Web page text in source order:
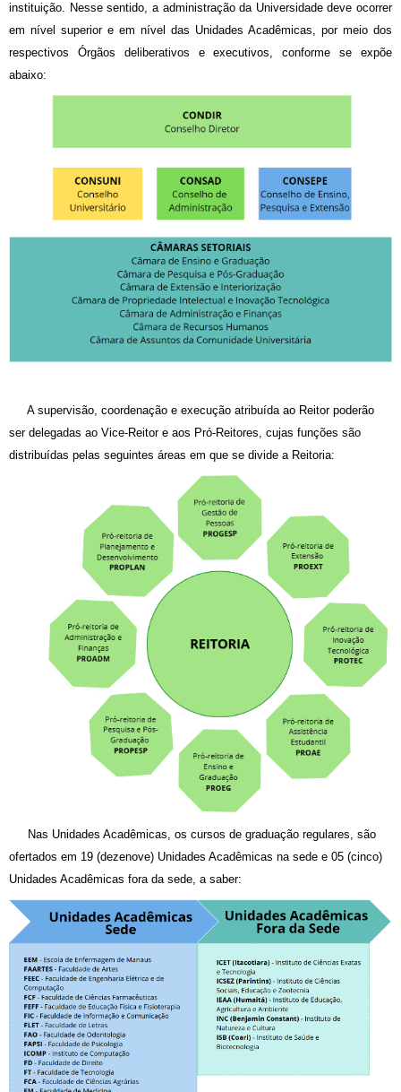
instituição. Nesse sentido, a administração da Universidade deve ocorrer
em nível superior e em nível das Unidades Acadêmicas, por meio dos
respectivos Órgãos deliberativos e executivos, conforme se expõe
abaixo:
A supervisão, coordenação e execução atribuída ao Reitor poderão
ser delegadas ao Vice-Reitor e aos Pró-Reitores, cujas funções são
distribuídas pelas seguintes áreas em que se divide a Reitoria:
Nas Unidades Acadêmicas, os cursos de graduação regulares, são
ofertados em 19 (dezenove) Unidades Acadêmicas na sede e 05 (cinco)
Unidades Acadêmicas fora da sede, a saber: